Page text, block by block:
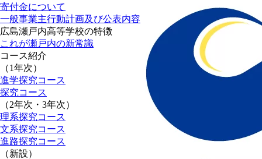
寄付金について
一般事業主行動計画及び公表内容
広島瀬戸内高等学校の特徴
これが瀬戸内の新常識
コース紹介
（1年次）
進学探究コース
探究コース
（2年次・3年次）
理系探究コース
文系探究コース
進路探究コース
（新設）